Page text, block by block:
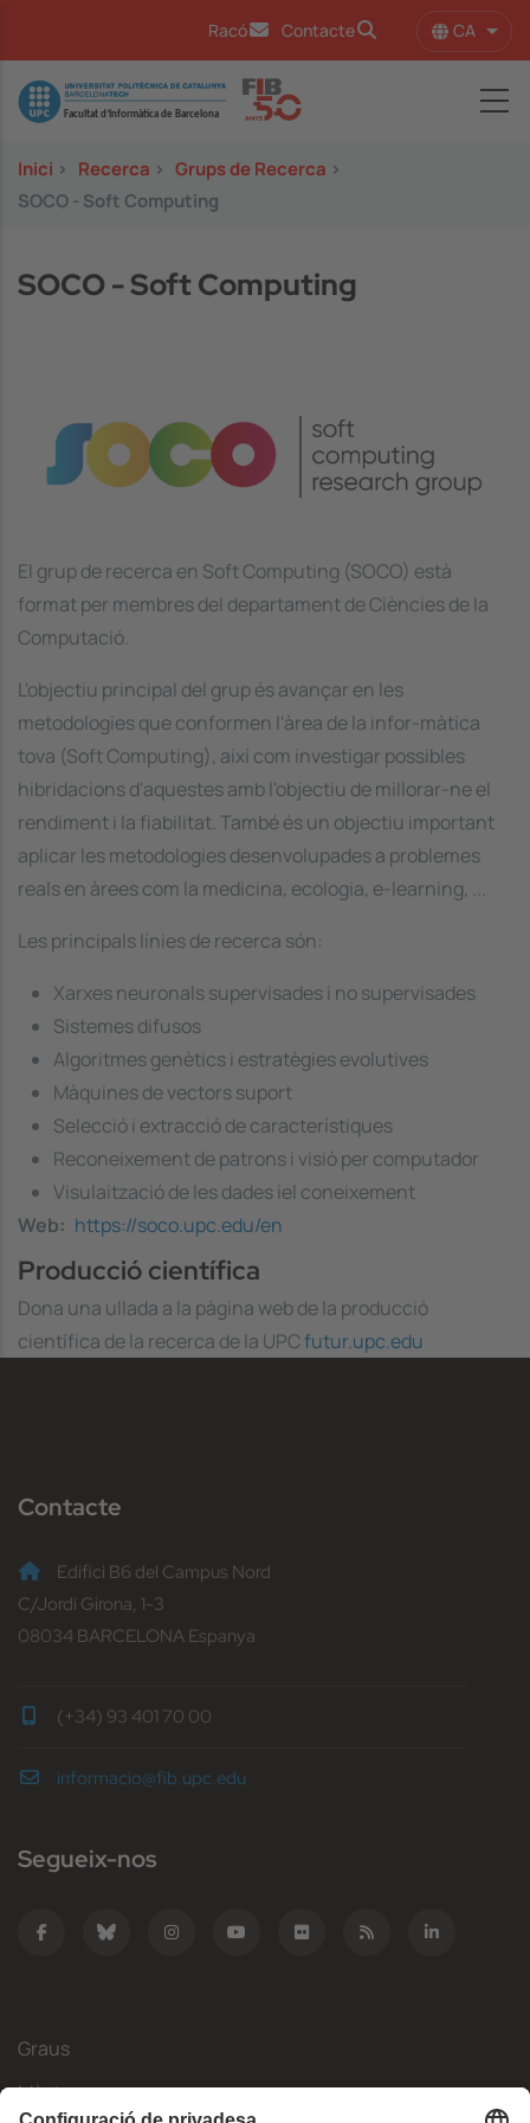
Racó Contacte CA
Image
Inici > Recerca > Grups de Recerca >
SOCO - Soft Computing
SOCO - Soft Computing
El grup de recerca en Soft Computing (SOCO) està
format per membres del departament de Ciències de la
Computació.
L'objectiu principal del grup és avançar en les
metodologies que conformen l'àrea de la infor-màtica
tova (Soft Computing), així com investigar possibles
hibridacions d'aquestes amb l'objectiu de millorar-ne el
rendiment i la fiabilitat. També és un objectiu important
aplicar les metodologies desenvolupades a problemes
reals en àrees com la medicina, ecologia, e-learning, ...
Les principals línies de recerca són:
Xarxes neuronals supervisades i no supervisades
Sistemes difusos
Algoritmes genètics i estratègies evolutives
Màquines de vectors suport
Selecció i extracció de característiques
Reconeixement de patrons i visió per computador
Visulaització de les dades iel coneixement
Web
https://soco.upc.edu/en
Producció científica
Dona una ullada a la pàgina web de la producció
científica de la recerca de la UPCfutur.upc.edu
Contacte
Edifici B6 del Campus Nord
C/Jordi Girona, 1-3
08034 BARCELONA Espanya
(+34) 93 401 70 00
informacio@fib.upc.edu
Segueix-nos
Graus
Màsters